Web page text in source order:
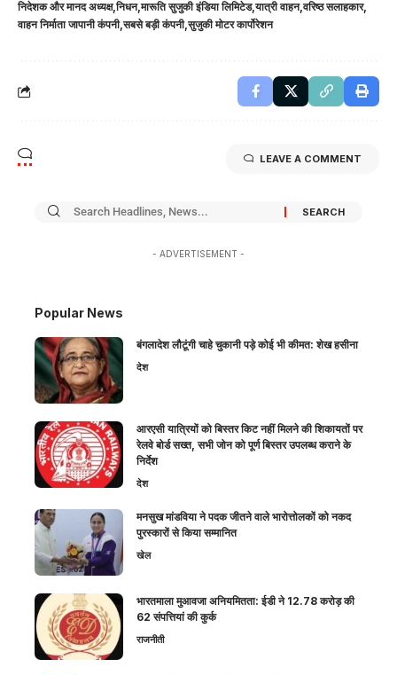
निदेशक और मानद अध्यक्ष निधन मारूति सुजुकी इंडिया लिमिटेड यात्री वाहन वरिष्ठ सलाहकार
वाहन निर्माता जापानी कंपनी सबसे बड़ी कंपनी सुजुकी मोटर कार्पोरेशन
LEAVE A COMMENT
- ADVERTISEMENT -
Popular News
बंगलादेश लौटूंगी चाहे चुकानी पड़े कोई भी कीमत: शेख हसीना
देश
आरएसी यात्रियों को बिस्तर किट नहीं मिलने की शिकायतों पर
रेलवे बोर्ड सख्त, सभी जोन को पूर्ण बिस्तर उपलब्ध कराने के
निर्देश
देश
मनसुख मांडविया ने पदक जीतने वाले भारोत्तोलकों को नकद
पुरस्कारों से किया सम्मानित
खेल
भारतमाला मुआवजा अनियमितता: ईडी ने 12.78 करोड़ की
62 संपत्तियां की कुर्क
राजनीती